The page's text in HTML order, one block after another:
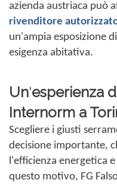
azienda austriaca può
rivenditore
un'ampia esposizione
esigenza abitativa.
Un'esperienza
Internorm a
Scegliere i giusti
decisione importante,
l'efficienza energetica
questo motivo, FG